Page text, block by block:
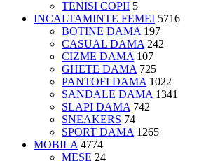
TENISI COPII 5
INCALTAMINTE FEMEI 5716
BOTINE DAMA 197
CASUAL DAMA 242
CIZME DAMA 107
GHETE DAMA 725
PANTOFI DAMA 1022
SANDALE DAMA 1341
SLAPI DAMA 742
SNEAKERS 74
SPORT DAMA 1265
MOBILA 4774
MESE 24